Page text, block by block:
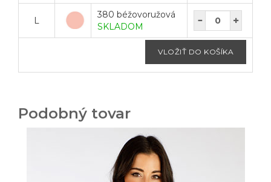
L
380 béžovoružová
SKLADOM
Podobný tovar